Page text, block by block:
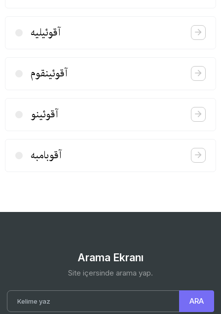
آقوئیلیه
آقوئینقوم
آقوئینو
آقوبامبه
Arama Ekranı
Site içersinde arama yap.